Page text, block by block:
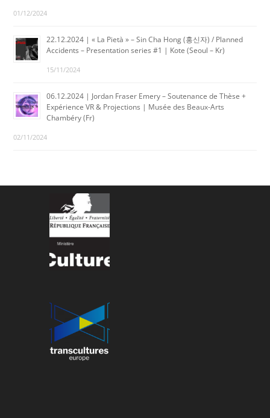
01/12/2024
22.12.2024 | « La Pietà » – Sin Cha Hong (홍신자) / Planned
Accidents – Presentation series #1 | Kote (Seoul – Kr)
15/11/2024
06.12.2024 | Jordan Fraser Emery – Soutenance de Thèse +
Expérience VR & Projections | Musée des Beaux-Arts
Chambéry (Fr)
02/11/2024